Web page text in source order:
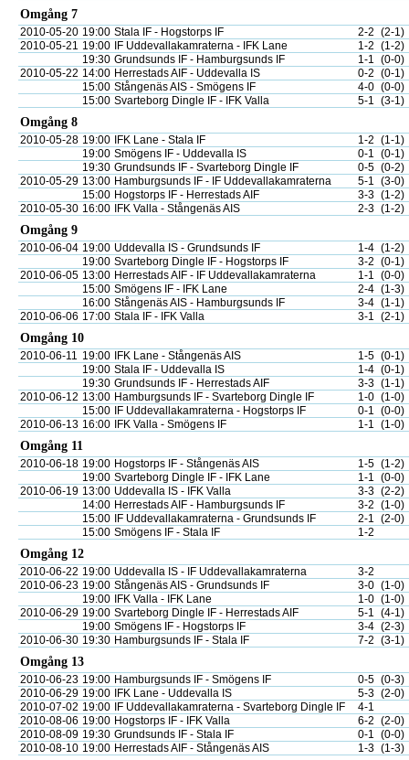
Omgång 7
2010-05-20 19:00 Stala IF - Hogstorps IF 2-2 (2-1)
2010-05-21 19:00 IF Uddevallakamraterna - IFK Lane 1-2 (1-2)
19:30 Grundsunds IF - Hamburgsunds IF 1-1 (0-0)
2010-05-22 14:00 Herrestads AIF - Uddevalla IS 0-2 (0-1)
15:00 Stångenäs AIS - Smögens IF 4-0 (0-0)
15:00 Svarteborg Dingle IF - IFK Valla 5-1 (3-1)
Omgång 8
2010-05-28 19:00 IFK Lane - Stala IF 1-2 (1-1)
19:00 Smögens IF - Uddevalla IS 0-1 (0-1)
19:30 Grundsunds IF - Svarteborg Dingle IF 0-5 (0-2)
2010-05-29 13:00 Hamburgsunds IF - IF Uddevallakamraterna 5-1 (3-0)
15:00 Hogstorps IF - Herrestads AIF 3-3 (1-2)
2010-05-30 16:00 IFK Valla - Stångenäs AIS 2-3 (1-2)
Omgång 9
2010-06-04 19:00 Uddevalla IS - Grundsunds IF 1-4 (1-2)
19:00 Svarteborg Dingle IF - Hogstorps IF 3-2 (0-1)
2010-06-05 13:00 Herrestads AIF - IF Uddevallakamraterna 1-1 (0-0)
15:00 Smögens IF - IFK Lane 2-4 (1-3)
16:00 Stångenäs AIS - Hamburgsunds IF 3-4 (1-1)
2010-06-06 17:00 Stala IF - IFK Valla 3-1 (2-1)
Omgång 10
2010-06-11 19:00 IFK Lane - Stångenäs AIS 1-5 (0-1)
19:00 Stala IF - Uddevalla IS 1-4 (0-1)
19:30 Grundsunds IF - Herrestads AIF 3-3 (1-1)
2010-06-12 13:00 Hamburgsunds IF - Svarteborg Dingle IF 1-0 (1-0)
15:00
IF Uddevallakamraterna - Hogstorps IF 0-1 (0-0)
2010-06-13 16:00 IFK Valla - Smögens IF 1-1 (1-0)
Omgång 11
2010-06-18 19:00 Hogstorps IF - Stångenäs AIS 1-5 (1-2)
19:00 Svarteborg Dingle IF - IFK Lane 1-1 (0-0)
2010-06-19 13:00 Uddevalla IS - IFK Valla 3-3 (2-2)
14:00 Herrestads AIF - Hamburgsunds IF 3-2 (1-0)
15:00
IF Uddevallakamraterna - Grundsunds IF 2-1 (2-0)
15:00 Smögens IF - Stala IF 1-2
Omgång 12
2010-06-22 19:00 Uddevalla IS - IF Uddevallakamraterna
3-2
2010-06-23 19:00 Stångenäs AIS - Grundsunds IF 3-0 (1-0)
19:00
IFK Valla - IFK Lane 1-0 (1-0)
2010-06-29 19:00 Svarteborg Dingle IF - Herrestads AIF 5-1 (4-1)
19:00 Smögens IF - Hogstorps IF 3-4 (2-3)
2010-06-30 19:30 Hamburgsunds IF - Stala IF 7-2 (3-1)
Omgång 13
2010-06-23 19:00 Hamburgsunds IF - Smögens IF 0-5 (0-3)
2010-06-29 19:00 IFK Lane - Uddevalla IS 5-3 (2-0)
2010-07-02 19:00 IF Uddevallakamraterna - Svarteborg Dingle IF
4-1
2010-08-06 19:00 Hogstorps IF - IFK Valla 6-2 (2-0)
2010-08-09 19:30 Grundsunds IF - Stala IF 0-1 (0-0)
2010-08-10 19:00 Herrestads AIF - Stångenäs AIS 1-3 (1-3)